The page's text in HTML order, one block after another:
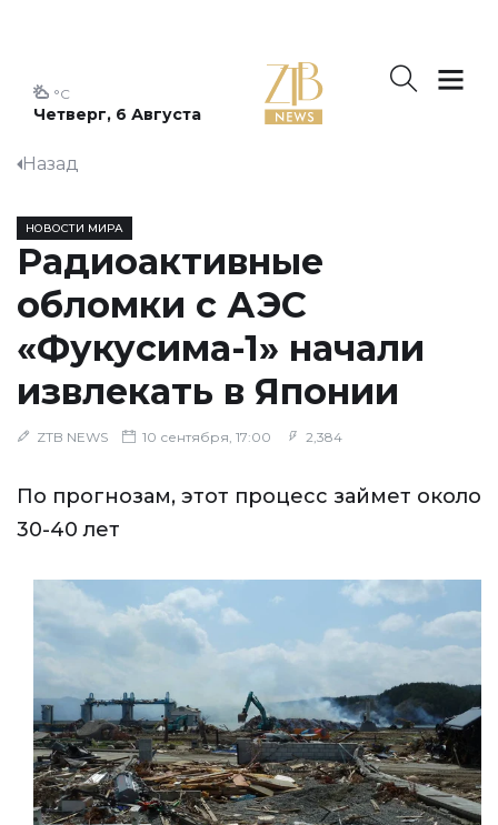
Четверг, 6 Августа
°C
Назад
НОВОСТИ МИРА
Радиоактивные
обломки с АЭС
«Фукусима-1» начали
извлекать в Японии
ZTB NEWS 10 сентября, 17:00 2,384
По прогнозам, этот процесс займет около
30-40 лет